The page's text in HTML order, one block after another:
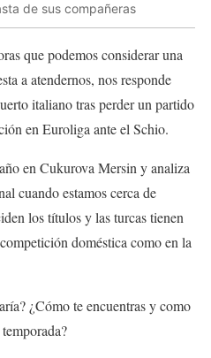
de sus compañeras
que podemos considerar una
a atendernos, nos responde
italiano tras perder un partido
en Euroliga ante el Schio.
en Cukurova Mersin y analiza
cuando estamos cerca de
los títulos y las turcas tienen
doméstica como en la
¿Cómo te encuentras y como